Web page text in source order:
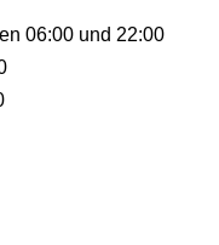
06:00 und 22:00